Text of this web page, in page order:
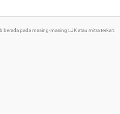
pada masing-masing LJK atau mitra terkait.